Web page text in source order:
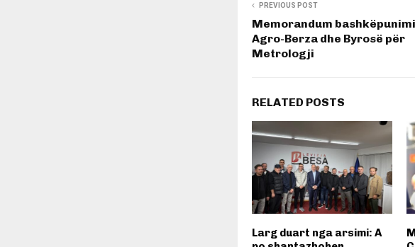
PREVIOUS POST
Memorandum bashkëpunimi
Agro-Berza dhe Byrosë për
Metrologji
RELATED POSTS
Larg duart nga arsimi: A